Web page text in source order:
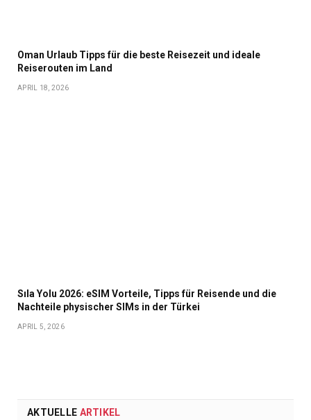
Oman Urlaub Tipps für die beste Reisezeit und ideale
Reiserouten im Land
APRIL 18, 2026
Sıla Yolu 2026: eSIM Vorteile, Tipps für Reisende und die
Nachteile physischer SIMs in der Türkei
APRIL 5, 2026
AKTUELLE ARTIKEL